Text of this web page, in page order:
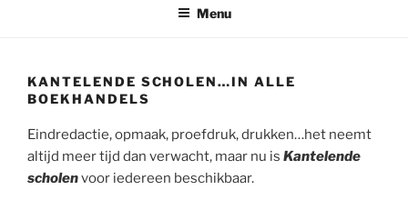
Menu
KANTELENDE SCHOLEN…IN ALLE
BOEKHANDELS
Eindredactie, opmaak, proefdruk, drukken…het neemt
altijd meer tijd dan verwacht, maar nu is Kantelende
scholenvoor iedereen beschikbaar.